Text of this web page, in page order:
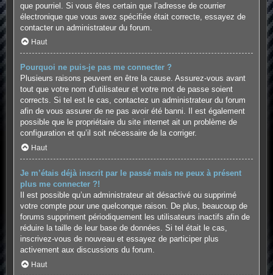
que pourriel. Si vous êtes certain que l’adresse de courrier
électronique que vous avez spécifiée était correcte, essayez de
contacter un administrateur du forum.
Haut
Pourquoi ne puis-je pas me connecter ?
Plusieurs raisons peuvent en être la cause. Assurez-vous avant
tout que votre nom d’utilisateur et votre mot de passe soient
corrects. Si tel est le cas, contactez un administrateur du forum
afin de vous assurer de ne pas avoir été banni. Il est également
possible que le propriétaire du site internet ait un problème de
configuration et qu’il soit nécessaire de la corriger.
Haut
Je m’étais déjà inscrit par le passé mais ne peux à présent
plus me connecter ?!
Il est possible qu’un administrateur ait désactivé ou supprimé
votre compte pour une quelconque raison. De plus, beaucoup de
forums suppriment périodiquement les utilisateurs inactifs afin de
réduire la taille de leur base de données. Si tel était le cas,
inscrivez-vous de nouveau et essayez de participer plus
activement aux discussions du forum.
Haut